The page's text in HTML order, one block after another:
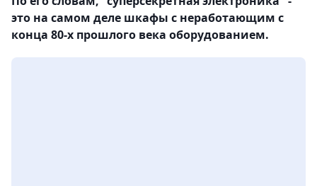
это на самом деле шкафы с неработающим с
конца 80-х прошлого века оборудованием.